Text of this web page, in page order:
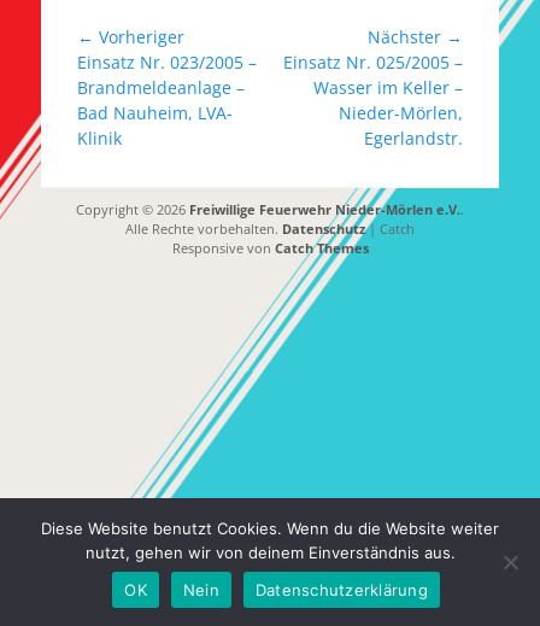
Beitragsnavigation
← Vorheriger
Vorheriger
Beitrag:
Einsatz Nr. 023/2005 –
Brandmeldeanlage –
Bad Nauheim, LVA-
Klinik
Nächster →
Nächster
Beitrag:
Einsatz Nr. 025/2005 –
Wasser im Keller –
Nieder-Mörlen,
Egerlandstr.
Copyright © 2026 Freiwillige Feuerwehr Nieder-Mörlen e.V..
Alle Rechte vorbehalten. Datenschutz| Catch
Responsive von Catch Themes
Diese Website benutzt Cookies. Wenn du die Website weiter
nutzt, gehen wir von deinem Einverständnis aus.
OK
Nein Datenschutzerklärung